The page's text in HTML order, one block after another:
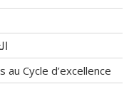
au Cycle d’excellence